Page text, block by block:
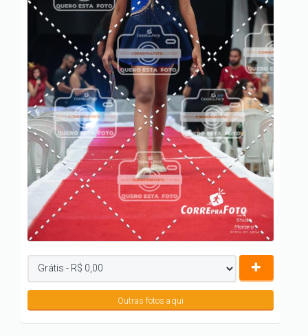
Outras fotos aqui